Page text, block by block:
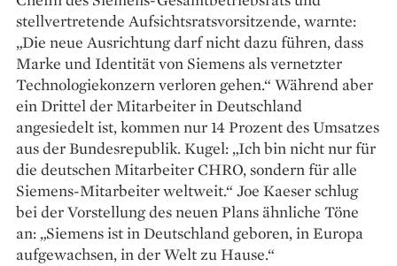
stellvertretende Aufsichtsratsvorsitzende, warnte:
„Die neue Ausrichtung darf nicht dazu führen, dass
Marke und Identität von Siemens als vernetzter
Technologiekonzern verloren gehen.“ Während aber
ein Drittel der Mitarbeiter in Deutschland
angesiedelt ist, kommen nur 14 Prozent des Umsatzes
aus der Bundesrepublik. Kugel: „Ich bin nicht nur für
die deutschen Mitarbeiter CHRO, sondern für alle
Siemens-Mitarbeiter weltweit.“ Joe Kaeser schlug
bei der Vorstellung des neuen Plans ähnliche Töne
an: „Siemens ist in Deutschland geboren, in Europa
aufgewachsen, in der Welt zu Hause.“